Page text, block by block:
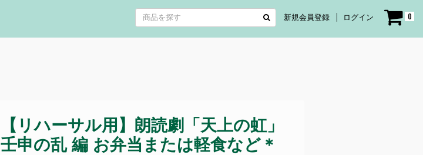
新規会員登録 ログイン 0
【リハーサル用】朗読劇「天上の虹」
壬申の乱 編 お弁当または軽食など＊